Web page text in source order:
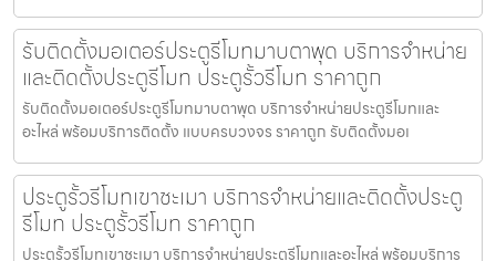
รับติดตั้งมอเตอร์ประตูรีโมทมาบตาพุด บริการจำหน่าย
และติดตั้งประตูรีโมท ประตูรั้วรีโมท ราคาถูก
รับติดตั้งมอเตอร์ประตูรีโมทมาบตาพุด บริการจำหน่ายประตูรีโมทและ
อะไหล่ พร้อมบริการติดตั้ง แบบครบวงจร ราคาถูก รับติดตั้งมอเ
ประตูรั้วรีโมทเขาชะเมา บริการจำหน่ายและติดตั้งประตู
รีโมท ประตูรั้วรีโมท ราคาถูก
ประตูรั้วรีโมทเขาชะเมา บริการจำหน่ายประตูรีโมทและอะไหล่ พร้อมบริการ